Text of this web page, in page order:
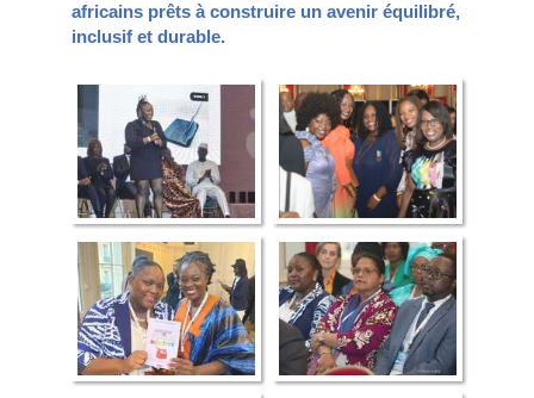
africains prêts à construire un avenir équilibré,
inclusif et durable.